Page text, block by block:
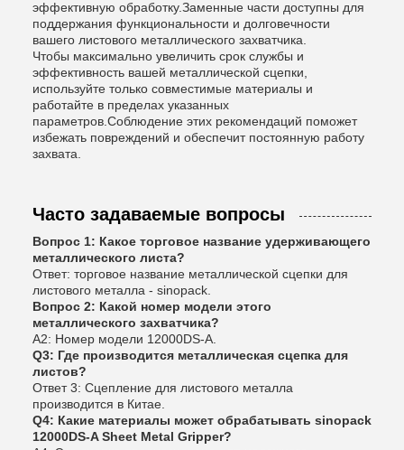
эффективную обработку.Заменные части доступны для
поддержания функциональности и долговечности
вашего листового металлического захватчика.
Чтобы максимально увеличить срок службы и
эффективность вашей металлической сцепки,
используйте только совместимые материалы и
работайте в пределах указанных
параметров.Соблюдение этих рекомендаций поможет
избежать повреждений и обеспечит постоянную работу
захвата.
Часто задаваемые вопросы
Вопрос 1: Какое торговое название удерживающего
металлического листа?
Ответ: торговое название металлической сцепки для
листового металла - sinopack.
Вопрос 2: Какой номер модели этого
металлического захватчика?
A2: Номер модели 12000DS-A.
Q3: Где производится металлическая сцепка для
листов?
Ответ 3: Сцепление для листового металла
производится в Китае.
Q4: Какие материалы может обрабатывать sinopack
12000DS-A Sheet Metal Gripper?